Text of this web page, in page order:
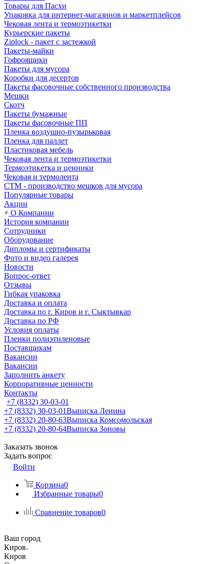
Товары для Пасхи
Упаковка для интернет-магазинов и маркетплейсов
Чековая лента и термоэтикетки
Курьерские пакеты
Ziplock - пакет с застежкой
Пакеты-майки
Гофроящики
Пакеты для мусора
Коробки для десертов
Пакеты фасовочные собственного производства
Мешки
Скотч
Пакеты бумажные
Пакеты фасовочные ПП
Пленка воздушно-пузырьковая
Пленка для паллет
Пластиковая мебель
Чековая лента и термоэтикетки
Термоэтикетка и ценники
Чековая и термолента
СТМ - производство мешков для мусора
Популярные товары
Акции
О Компании
История компании
Сотрудники
Оборудование
Дипломы и сертификаты
Фото и видео галерея
Новости
Вопрос-ответ
Отзывы
Гибкая упаковка
Доставка и оплата
Доставка по г. Киров и г. Сыктывкар
Доставка по РФ
Условия оплаты
Пленки полиэтиленовые
Поставщикам
Вакансии
Вакансии
Заполнить анкету
Корпоративные ценности
Контакты
+7 (8332) 30-03-01
+7 (8332) 30-03-01Выписка Ленина
+7 (8332) 20-80-63Выписка Комсомольская
+7 (8332) 20-80-64Выписка Зоновы
Заказать звонок
Задать вопрос
Войти
Корзина0
Избранные товары0
Сравнение товаров0
Ваш город
Киров
Киров